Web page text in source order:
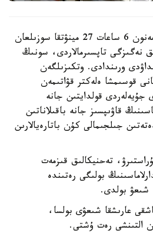
دجەسسيكا مەير مەن انيل مەنون 6 ساعات 27 مينۋتقا سوزىلعان
نەگىزگى تاپسىرمالاردى، سونىڭ
ورىندادى. وتكىزىلگەن
قوسىمشا ەلەكتر قۋاتىمەن
جۇيەلەردى قولدايتىن جانە
قاۋىپسىز جانە باقىلاناتىن
جىلجىمالى كۇن باتارەيالارىن
تەحنيكالىق قىزمەت
بولىگى رەتىندە
عارىشقا شىعۋى بولسا،
التىنشى رەت ۇشتى.